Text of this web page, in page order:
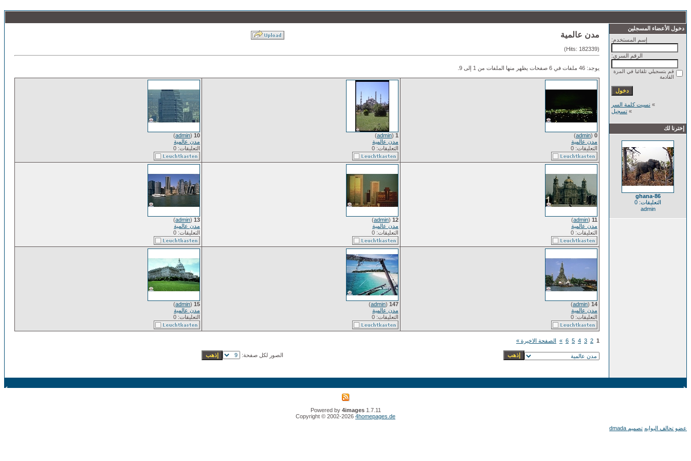
دخول الأعضاء المسجلين
إسم المستخدم:
الرقم السري:
قم بتسجيلي تلقائيا في المرة
القادمة
» نسيت كلمة السر
» تسجيل
إخترنا لك
ghana-86
التعليقات: 0
admin
مدن عالمية
(Hits: 182339)
يوجد: 46 ملفات في 6 صفحات يظهر منها الملفات من 1 إلى 9.
0
(
admin
)
مدن عالمية
التعليقات: 0
1
(
admin
)
مدن عالمية
التعليقات: 0
10
(
admin
)
مدن عالمية
التعليقات: 0
11
(
admin
)
مدن عالمية
التعليقات: 0
12
(
admin
)
مدن عالمية
التعليقات: 0
13
(
admin
)
مدن عالمية
التعليقات: 0
14
(
admin
)
مدن عالمية
التعليقات: 0
147
(
admin
)
مدن عالمية
التعليقات: 0
15
(
admin
)
مدن عالمية
التعليقات: 0
1
2
3
4
5
6
» الصفحة الاخيرة »
الصور لكل صفحة:
Powered by 4images1.7.11
Copyright © 2002-2026 4homepages.de
عضو تحالف البوابه تصميم dmada